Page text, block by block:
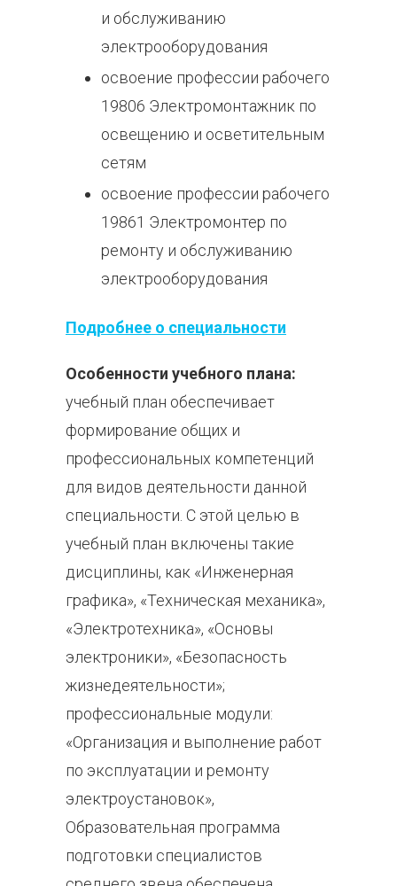
и обслуживанию
электрооборудования
освоение профессии рабочего
19806 Электромонтажник по
освещению и осветительным
сетям
освоение профессии рабочего
19861 Электромонтер по
ремонту и обслуживанию
электрооборудования
Подробнее о специальности
Особенности учебного плана:
учебный план обеспечивает
формирование общих и
профессиональных компетенций
для видов деятельности данной
специальности. С этой целью в
учебный план включены такие
дисциплины, как «Инженерная
графика», «Техническая механика»,
«Электротехника», «Основы
электроники», «Безопасность
жизнедеятельности»;
профессиональные модули:
«Организация и выполнение работ
по эксплуатации и ремонту
электроустановок»,
Образовательная программа
подготовки специалистов